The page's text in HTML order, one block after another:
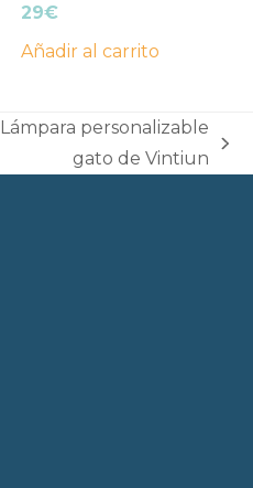
29€
Añadir al carrito
Lámpara personalizable
gato de Vintiun